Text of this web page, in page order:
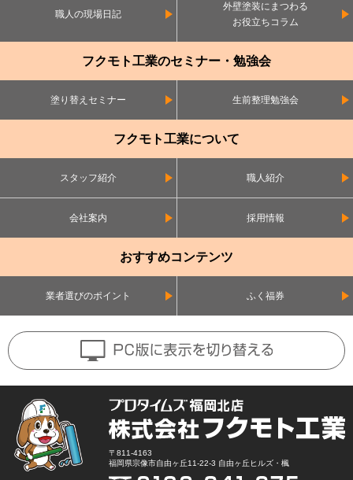
職人の現場日記
外壁塗装にまつわる
お役立ちコラム
フクモト工業のセミナー・勉強会
塗り替えセミナー 生前整理勉強会
フクモト工業について
スタッフ紹介 職人紹介
会社案内 採用情報
おすすめコンテンツ
業者選びのポイント ふく福券
〒811-4163
福岡県宗像市自由ヶ丘11-22-3 自由ヶ丘ヒルズ・楓